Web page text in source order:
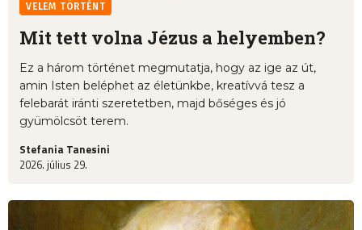
VELEM TÖRTÉNT
Mit tett volna Jézus a helyemben?
Ez a három történet megmutatja, hogy az ige az út,
amin Isten beléphet az életünkbe, kreatívvá tesz a
felebarát iránti szeretetben, majd bőséges és jó
gyümölcsöt terem.
Stefania Tanesini
2026. július 29.